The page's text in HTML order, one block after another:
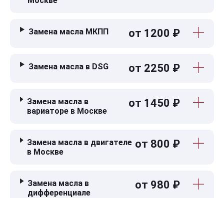
Замена масла МКПП от 1200 ₽
Замена масла в DSG от 2250 ₽
Замена масла в
вариаторе в Москве
от 1450 ₽
Замена масла в двигателе
в Москве
от 800 ₽
Замена масла в
дифференциале
от 980 ₽